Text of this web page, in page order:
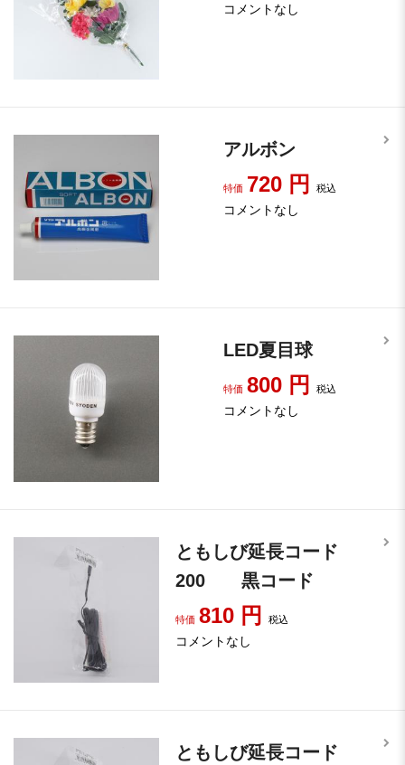
コメントなし
アルボン
特価 720 円 税込
コメントなし
LED夏目球
特価 800 円 税込
コメントなし
ともしび延長コード
200 黒コード
特価 810 円税込
コメントなし
ともしび延長コード